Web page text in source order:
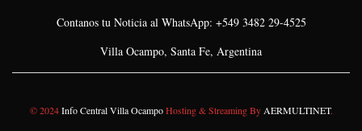
Contanos tu Noticia al WhatsApp: +549 3482 29-4525
Villa Ocampo, Santa Fe, Argentina
© 2024Info Central Villa OcampoHosting & Streaming ByAERMULTINET.